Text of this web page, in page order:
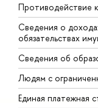
Противодействие
Сведения о
обязательствах
Сведения об
Людям с
Единая платежная